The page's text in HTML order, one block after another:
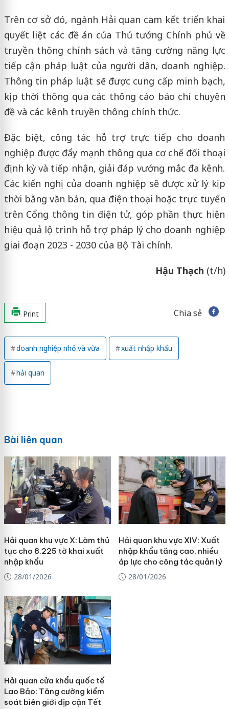
Trên cơ sở đó, ngành Hải quan cam kết triển khai
quyết liệt các đề án của Thủ tướng Chính phủ về
truyền thông chính sách và tăng cường năng lực
tiếp cận pháp luật của người dân, doanh nghiệp.
Thông tin pháp luật sẽ được cung cấp minh bạch,
kịp thời thông qua các thông cáo báo chí chuyên
đề và các kênh truyền thông chính thức.
Đặc biệt, công tác hỗ trợ trực tiếp cho doanh
nghiệp được đẩy mạnh thông qua cơ chế đối thoại
định kỳ và tiếp nhận, giải đáp vướng mắc đa kênh.
Các kiến nghị của doanh nghiệp sẽ được xử lý kịp
thời bằng văn bản, qua điện thoại hoặc trực tuyến
trên Cổng thông tin điện tử, góp phần thực hiện
hiệu quả lộ trình hỗ trợ pháp lý cho doanh nghiệp
giai đoạn 2023 - 2030 của Bộ Tài chính.
Hậu Thạch (t/h)
Print Chia sẻ
doanh nghiệp nhỏ và vừa xuất nhập khẩu
hải quan
Bài liên quan
Hải quan khu vực X: Làm thủ
tục cho 8.225 tờ khai xuất
nhập khẩu
28/01/2026
Hải quan khu vực XIV: Xuất
nhập khẩu tăng cao, nhiều
áp lực cho công tác quản lý
28/01/2026
Hải quan cửa khẩu quốc tế
Lao Bảo: Tăng cường kiểm
soát biên giới dịp cận Tết